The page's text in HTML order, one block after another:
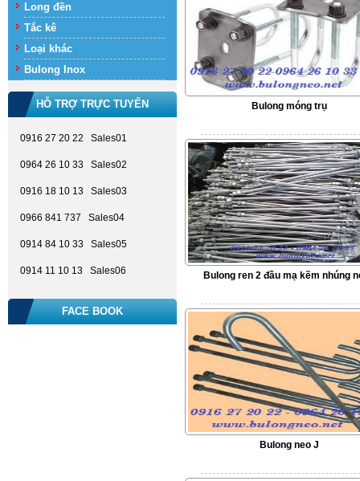
Long đền
Tắc kê
Loại khác
Bulong Inox
HỖ TRỢ TRỰC TUYẾN
0916 27 20 22 Sales01
0964 26 10 33 Sales02
0916 18 10 13 Sales03
0966 841 737 Sales04
0914 84 10 33 Sales05
0914 11 10 13 Sales06
FACE BOOK
Bulong móng trụ
Bulong ren 2 đầu mạ kẽm nhúng
Bulong neo J